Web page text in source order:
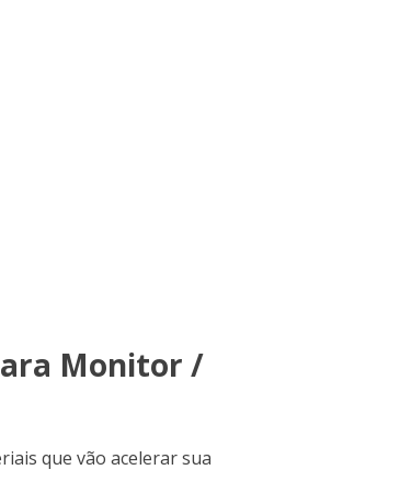
Monitor /
que vão acelerar sua